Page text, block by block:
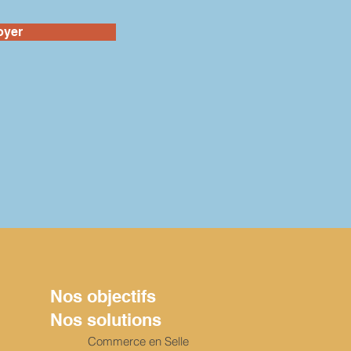
Nos objectifs
Nos solutions
Commerce en Selle